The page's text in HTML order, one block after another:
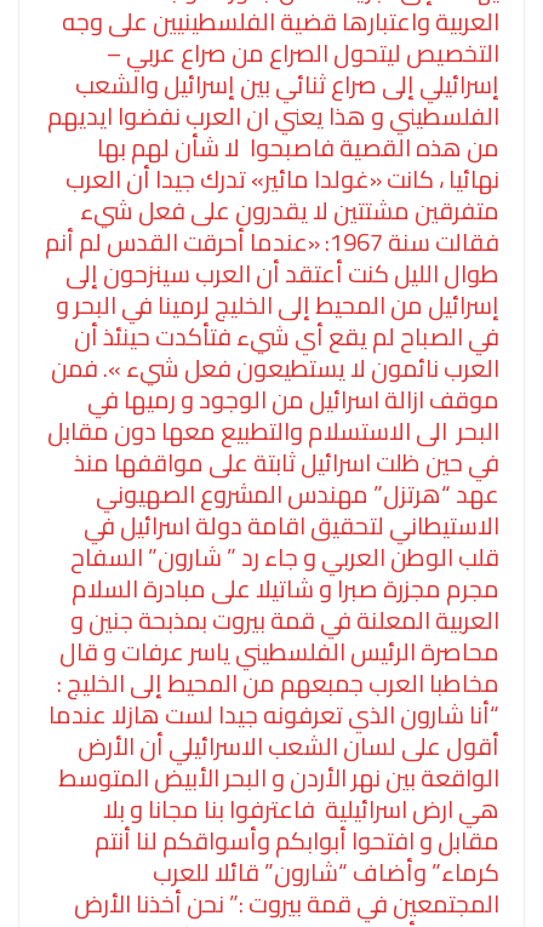
العربية واعتبارها قضية الفلسطينيين على وجه
التخصيص ليتحول الصراع من صراع عربي –
إسرائيلي إلى صراع ثنائي بين إسرائيل والشعب
الفلسطيني و هذا يعني ان العرب نفضوا ايديهم
من هذه القصية فاصبحوا لا شأن لهم بها
نهائيا ، كانت «غولدا مائير» تدرك جيدا أن العرب
متفرقين مشتتين لا يقدرون على فعل شيء
فقالت سنة 1967: «عندما أحرقت القدس لم أنم
طوال الليل كنت أعتقد أن العرب سينزحون إلى
إسرائيل من المحيط إلى الخليج لرمينا في البحر و
في الصباح لم يقع أي شيء فتأكدت حينئذ أن
العرب نائمون لا يستطيعون فعل شيء ». فمن
موقف ازالة اسرائيل من الوجود و رميها في
البحر الى الاستسلام والتطبيع معها دون مقابل
في حين ظلت اسرائيل ثابتة على مواقفها منذ
عهد “هرتزل” مهندس المشروع الصهيوني
الاستيطاني لتحقيق اقامة دولة اسرائيل في
قلب الوطن العربي و جاء رد ” شارون” السفاح
مجرم مجزرة صبرا و شاتيلا على مبادرة السلام
العربية المعلنة في قمة بيروت بمذبحة جنين و
محاصرة الرئيس الفلسطيني ياسر عرفات و قال
مخاطبا العرب جمبعهم من المحيط إلى الخليج :
“أنا شارون الذي تعرفونه جيدا لست هازلا عندما
أقول على لسان الشعب الاسرائيلي أن الأرض
الواقعة بين نهر الأردن و البحر الأبيض المتوسط
هي ارض اسرائيلية فاعترفوا بنا مجانا و بلا
مقابل و افتحوا أبوابكم وأسواقكم لنا أنتم
كرماء” وأضاف “شارون” قائلا للعرب
المجتمعين في قمة بيروت :” نحن أخذنا الأرض